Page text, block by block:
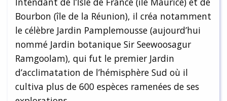
Bourbon (île de la Réunion), il créa notamment
le célèbre Jardin Pamplemousse (aujourd’hui
nommé Jardin botanique Sir Seewoosagur
Ramgoolam), qui fut le premier Jardin
d’acclimatation de l’hémisphère Sud où il
cultiva plus de 600 espèces ramenées de ses